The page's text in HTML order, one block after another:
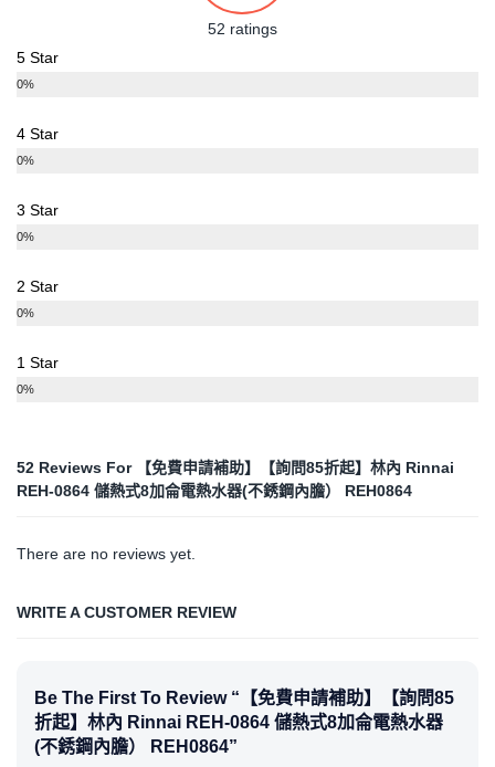
52 ratings
5 Star
0%
4 Star
0%
3 Star
0%
2 Star
0%
1 Star
0%
52 Reviews For
【免費申請補助】【詢問85折起】林內 Rinnai
REH-0864 儲熱式8加侖電熱水器(不銹鋼內膽） REH0864
There are no reviews yet.
WRITE A CUSTOMER REVIEW
Be The First To Review “【免費申請補助】【詢問85
折起】林內 Rinnai REH-0864 儲熱式8加侖電熱水器
(不銹鋼內膽） REH0864”